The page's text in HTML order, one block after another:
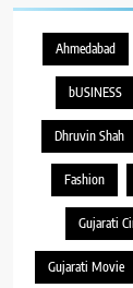
Ahmedabad
bUSINESS
Dhruvin Shah
Fashion
Gujarati
Gujarati Movie